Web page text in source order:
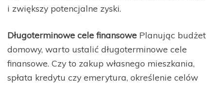
i zwiększy potencjalne zyski.
Długoterminowe cele finansowe Planując budżet
domowy, warto ustalić długoterminowe cele
finansowe. Czy to zakup własnego mieszkania,
spłata kredytu czy emerytura, określenie celów